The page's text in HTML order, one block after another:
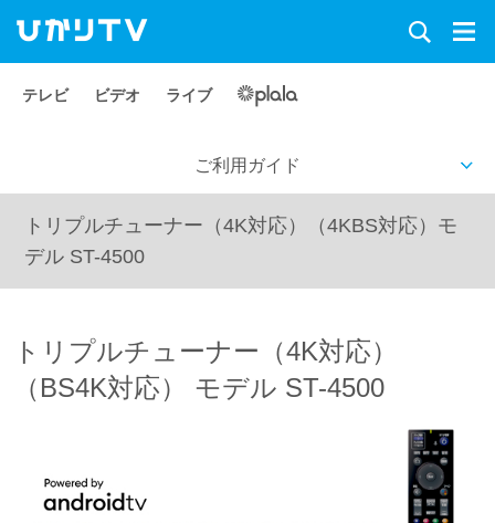
テレビ ビデオ ライブ
ご利用ガイド
トリプルチューナー（4K対応）（4KBS対応）モ
デル ST-4500
トリプルチューナー（4K対応）
（BS4K対応） モデル ST-4500